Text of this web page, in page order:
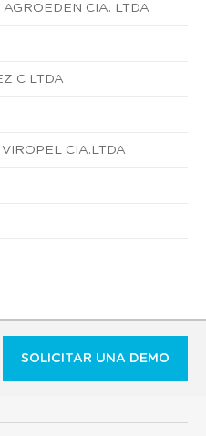
CIA. LTDA
C LTDA
CIA.LTDA
SOLICITAR UNA DEMO